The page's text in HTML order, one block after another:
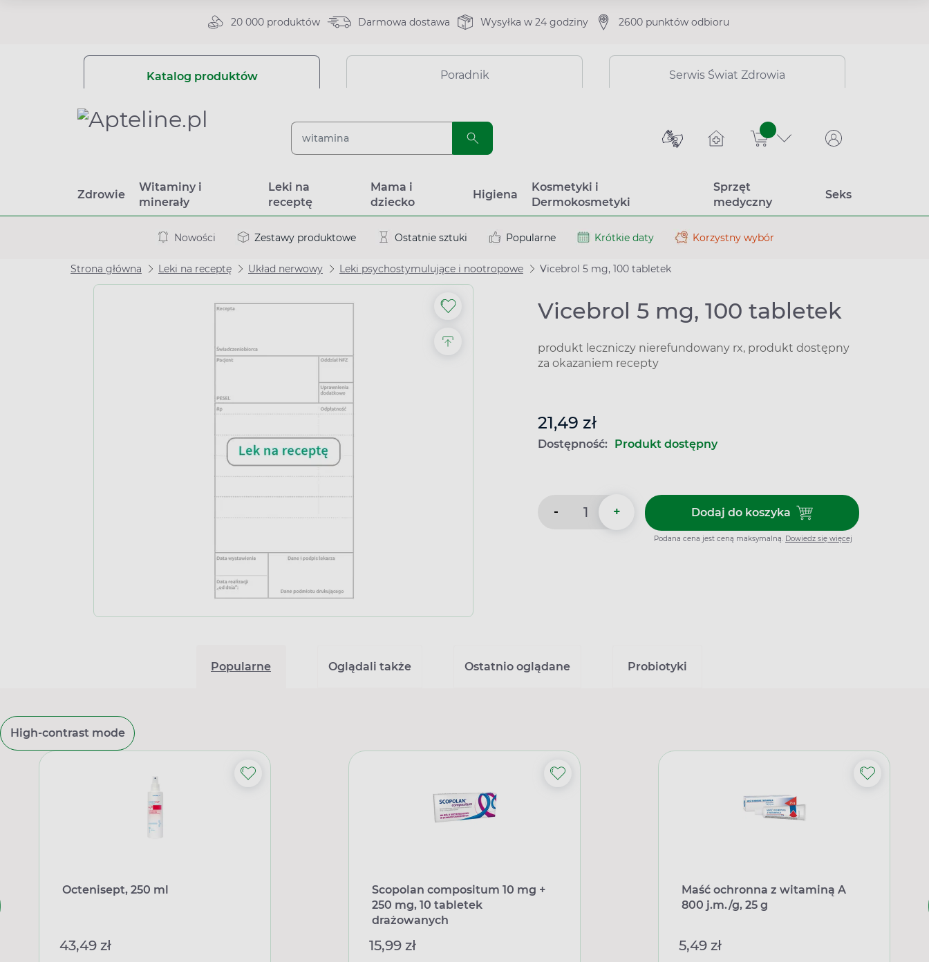
20 000 produktów Darmowa dostawa Wysyłka w 24 godziny 2600 punktów odbioru
Katalog produktów Poradnik Serwis Świat Zdrowia
sztuk
Zdrowie
Witaminy i
minerały
Leki na
receptę
Mama i
dziecko
Higiena
Kosmetyki i
Dermokosmetyki
Sprzęt
medyczny
Seks
Nowości Zestawy produktowe Ostatnie sztuki Popularne Krótkie daty Korzystny wybór
Strona główna Leki na receptę Układ nerwowy Leki psychostymulujące i nootropowe Vicebrol 5 mg, 100 tabletek
Vicebrol 5 mg, 100 tabletek
produkt leczniczy nierefundowany rx, produkt dostępny
za okazaniem recepty
21,49 zł
Dostępność: Produkt dostępny
- + Dodaj do koszykaDodaj do koszyka Vicebrol 5
Podana cena jest ceną maksymalną. Dowiedz się więcej
Popularne Oglądali także Ostatnio oglądane Probiotyki
High-contrast mode
Octenisept, 250 ml
43,49 zł
Scopolan compositum 10 mg +
250 mg, 10 tabletek
drażowanych
15,99 zł
Maść ochronna z witaminą A
800 j.m./g, 25 g
5,49 zł